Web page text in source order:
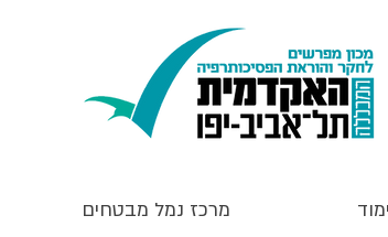
מרכז נמל מבטחים